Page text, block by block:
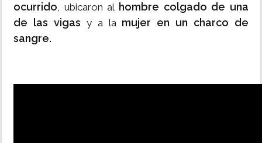
ocurrido, ubicaron al hombre colgado de una
de las vigas y a la mujer en un charco de
sangre.